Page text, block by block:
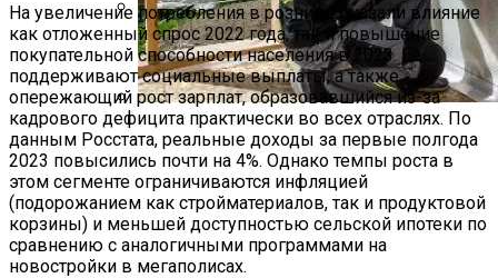
Спрос На Крупные Офисные Блоки А-
Класса Вырос На 47%
Как Паропроницаемость
Стройматериалов Помогает
Сохранить Тепло В Доме
На увеличение потребления в рознице оказали влияние
как отложенный спрос 2022 года, так и повышение
покупательной способности населения в 2023. Ее
поддерживают социальные выплаты, а также
опережающий рост зарплат, образовавшийся из-за
кадрового дефицита практически во всех отраслях. По
данным Росстата, реальные доходы за первые полгода
2023 повысились почти на 4%. Однако темпы роста в
этом сегменте ограничиваются инфляцией
(подорожанием как стройматериалов, так и продуктовой
корзины) и меньшей доступностью сельской ипотеки по
сравнению с аналогичными программами на
новостройки в мегаполисах.